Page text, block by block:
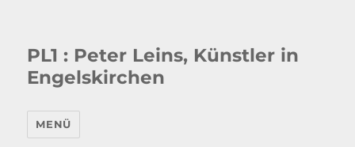
PL1 : Peter Leins, Künstler in
Engelskirchen
MENÜ